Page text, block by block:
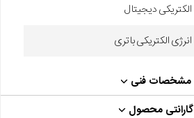
الکتریکی دیجیتال
انرژی الکتریکی باتری
مشخصات فنی
گارانتی محصول